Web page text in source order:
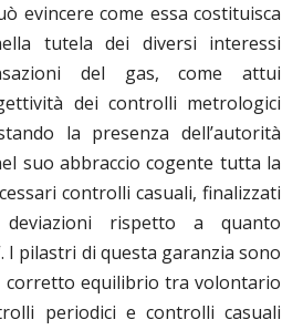
evincere come essa costituisca
tutela dei diversi interessi
del gas, come attui
dei controlli metrologici
la presenza dell’autorità
suo abbraccio cogente tutta la
controlli casuali, finalizzati
rispetto a quanto
I pilastri di questa garanzia sono
corretto equilibrio tra volontario
periodici e controlli casuali